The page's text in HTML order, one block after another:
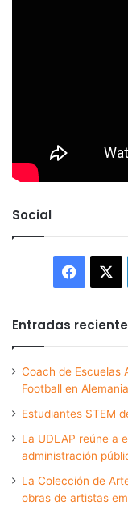
Social
Entradas
Coach de Escuelas
Football en Alemania
Estudiantes STEM
La UDLAP reúne a
administración
La Colección de
obras de artistas